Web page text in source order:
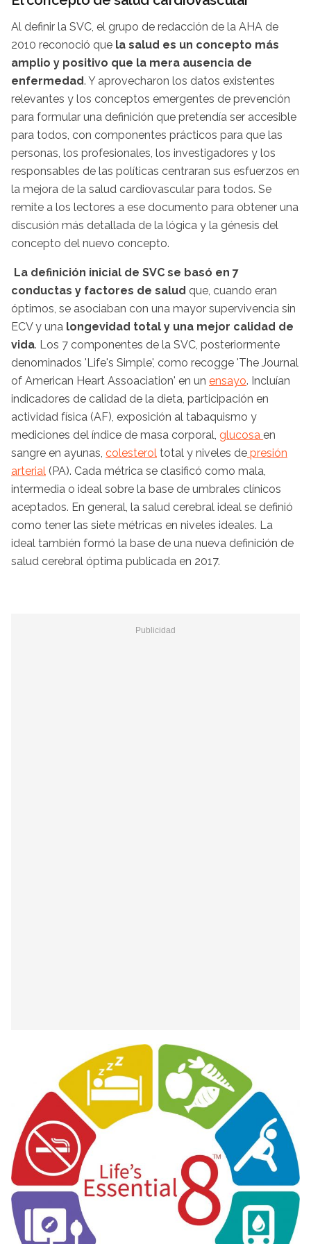
Al definir la SVC, el grupo de redacción de la AHA de
2010 reconoció que la salud es un concepto más
amplio y positivo que la mera ausencia de
enfermedad. Y aprovecharon los datos existentes
relevantes y los conceptos emergentes de prevención
para formular una definición que pretendía ser accesible
para todos, con componentes prácticos para que las
personas, los profesionales, los investigadores y los
responsables de las políticas centraran sus esfuerzos en
la mejora de la salud cardiovascular para todos. Se
remite a los lectores a ese documento para obtener una
discusión más detallada de la lógica y la génesis del
concepto del nuevo concepto.
La definición inicial de SVC se basó en 7
conductas y factores de salud que, cuando eran
óptimos, se asociaban con una mayor supervivencia sin
ECV y una longevidad total y una mejor calidad de
vida. Los 7 componentes de la SVC, posteriormente
denominados 'Life's Simple', como recogge 'The Journal
of American Heart Assoaciation' en un ensayo. Incluían
indicadores de calidad de la dieta, participación en
actividad física (AF), exposición al tabaquismo y
mediciones del índice de masa corporal, glucosa en
sangre en ayunas, colesterol total y niveles de presión
arterial (PA). Cada métrica se clasificó como mala,
intermedia o ideal sobre la base de umbrales clínicos
aceptados. En general, la salud cerebral ideal se definió
como tener las siete métricas en niveles ideales. La
ideal también formó la base de una nueva definición de
salud cerebral óptima publicada en 2017.